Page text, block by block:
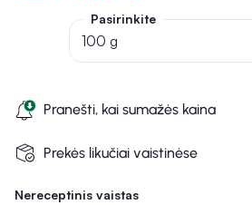
Nereceptinis vaistas
Pranešti, kai sumažės kaina
Prekės likučiai vaistinėse
Pasirinkite
100 g